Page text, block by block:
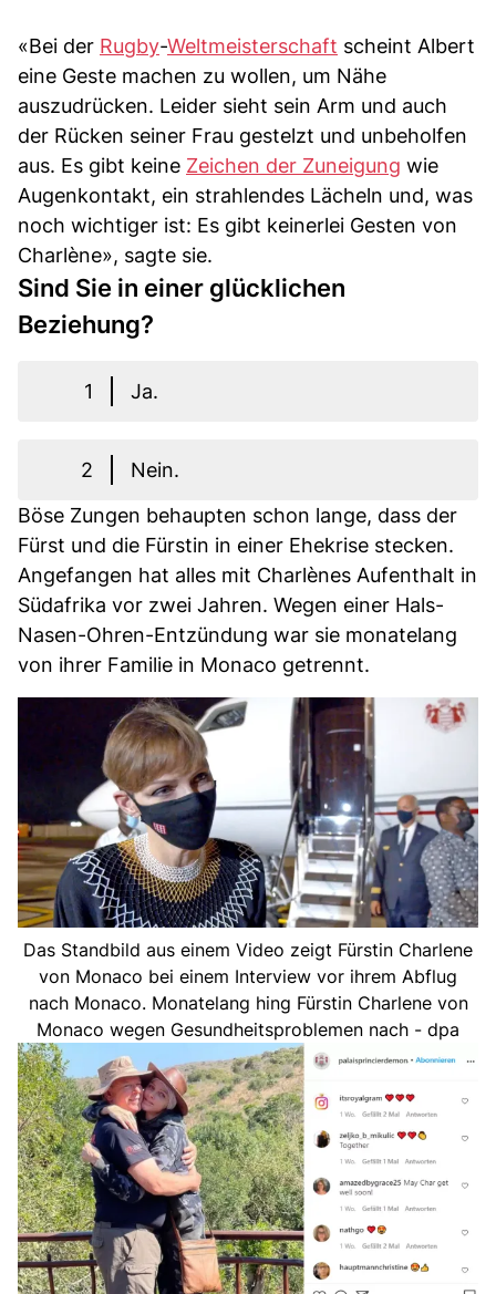
«Bei der Rugby-Weltmeisterschaft scheint Albert
eine Geste machen zu wollen, um Nähe
auszudrücken. Leider sieht sein Arm und auch
der Rücken seiner Frau gestelzt und unbeholfen
aus. Es gibt keine Zeichen der Zuneigung wie
Augenkontakt, ein strahlendes Lächeln und, was
noch wichtiger ist: Es gibt keinerlei Gesten von
Charlène», sagte sie.
Sind Sie in einer glücklichen
Beziehung?
1 Ja.
2
Nein.
Böse Zungen behaupten schon lange, dass der
Fürst und die Fürstin in einer Ehekrise stecken.
Angefangen hat alles mit Charlènes Aufenthalt in
Südafrika vor zwei Jahren. Wegen einer Hals-
Nasen-Ohren-Entzündung war sie monatelang
von ihrer Familie in Monaco getrennt.
Das Standbild aus einem Video zeigt Fürstin Charlene
von Monaco bei einem Interview vor ihrem Abflug
nach Monaco. Monatelang hing Fürstin Charlene von
Monaco wegen Gesundheitsproblemen nach - dpa